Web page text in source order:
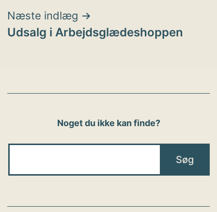
Næste indlæg
Udsalg i Arbejdsglædeshoppen
Noget du ikke kan finde?